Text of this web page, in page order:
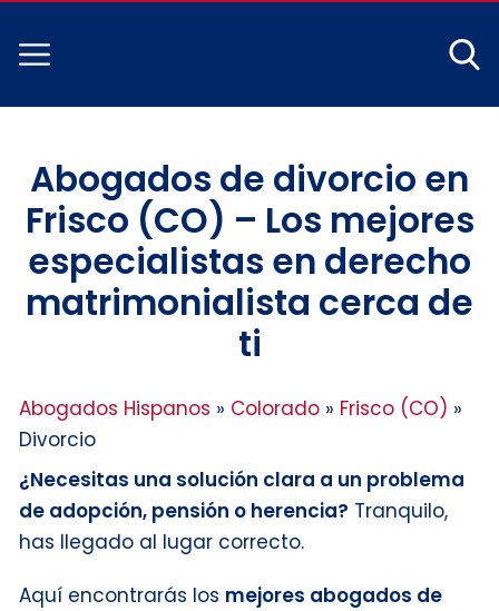
Abogados de divorcio en
Frisco (CO) – Los mejores
especialistas en derecho
matrimonialista cerca de
ti
Abogados Hispanos » Colorado » Frisco (CO) »
Divorcio
¿Necesitas una solución clara a un problema
de adopción, pensión o herencia? Tranquilo,
has llegado al lugar correcto.
Aquí encontrarás los mejores abogados de